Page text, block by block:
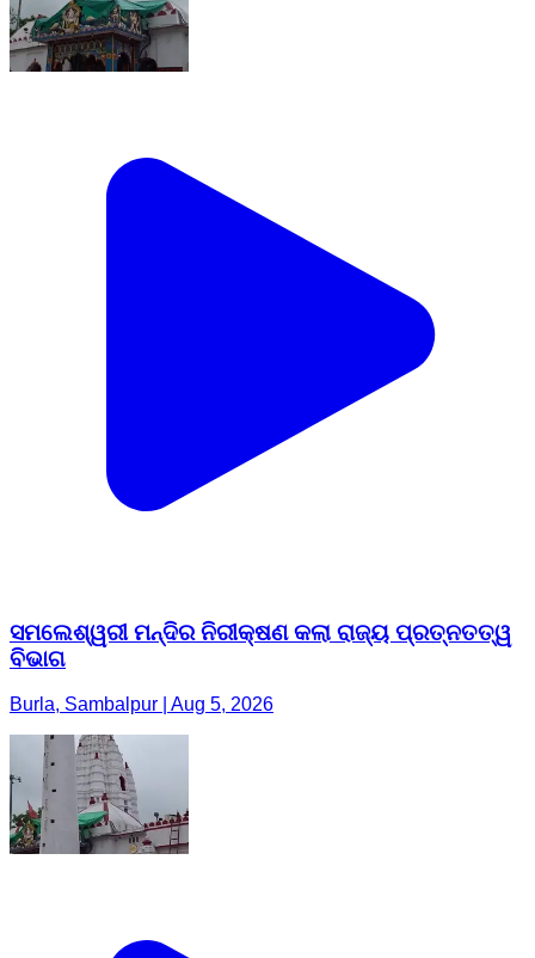
ସମଲେଶ୍ୱରୀ ମନ୍ଦିର ନିରୀକ୍ଷଣ କଲା ରାଜ୍ୟ ପ୍ରତ୍ନତତ୍ୱ
ବିଭାଗ
Burla, Sambalpur | Aug 5, 2026